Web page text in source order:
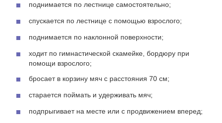
поднимается по лестнице самостоятельно;
спускается по лестнице с помощью взрослого;
поднимается по наклонной поверхности;
ходит по гимнастической скамейке, бордюру при
помощи взрослого;
бросает в корзину мяч с расстояния 70 см;
старается поймать и удерживать мяч;
подпрыгивает на месте или с продвижением вперед;